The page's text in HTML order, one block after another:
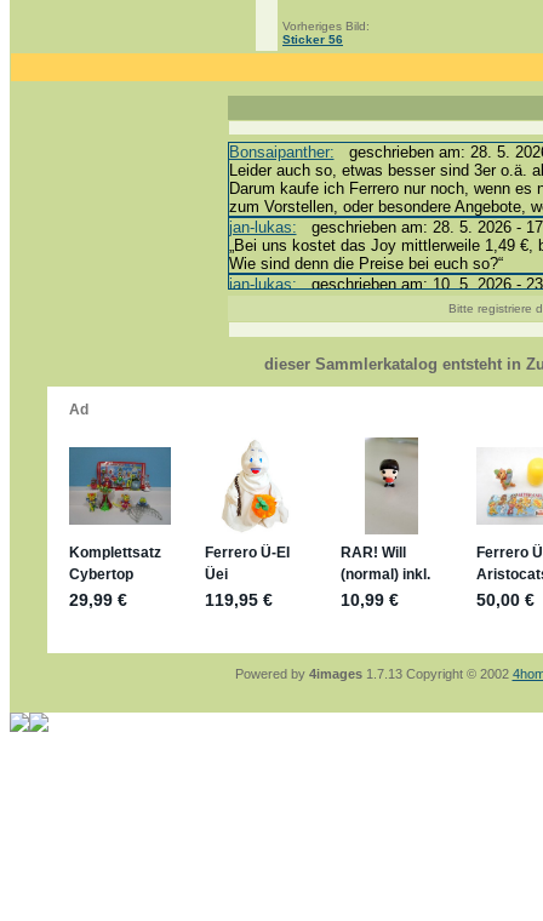
Vorheriges Bild:
Sticker 56
Bonsaipanther: geschrieben am: 28. 5.
Leider auch so, etwas besser sind 3er o.ä.
Darum kaufe ich Ferrero nur noch, wenn es
zum Vorstellen, oder besondere Angebote,
jan-lukas: geschrieben am: 28. 5. 2026 -
„Bei uns kostet das Joy mittlerweile 1,49 €,
Wie sind denn die Preise bei euch so?“
jan-lukas:geschrieben am: 10. 5. 2026 -
Bonsaipanther:geschrieben am: 10. 5.
@ Harald
https://www.ue-ei-portal-
Dein Enkel sollte zur Strafe die nächsten 3
Für die Figuren VC307, 310, 318 und 326
mein Enkel hat die leider weggeworfen
jan-lukas:
geschrieben am: 29. 4. 2026 -
https://www.ferrero-
sammelspass.de/einladung/
jan-lukas:
geschrieben am: 28. 4. 2026 -
stimmt, jetzt fällt es mir auch ein
geschrieben am: 28. 4.
So habe ich das in Erinnerung ... oder?
jan-lukas:geschrieben am: 28. 4. 2026 -
Bitte registriere
dieser Sammlerkatalog entsteht in
Powered by 4images1.7.13 Copyright © 2002